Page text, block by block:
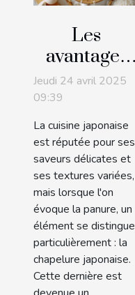
Les
avantages
de la
chapelure
japonaise
pour une
cuisine
croustillante
Jeudi 24 avril 2025
09:39
La cuisine japonaise
est réputée pour ses
saveurs délicates et
ses textures variées,
mais lorsque l'on
évoque la panure, un
élément se distingue
particulièrement : la
chapelure japonaise.
Cette dernière est